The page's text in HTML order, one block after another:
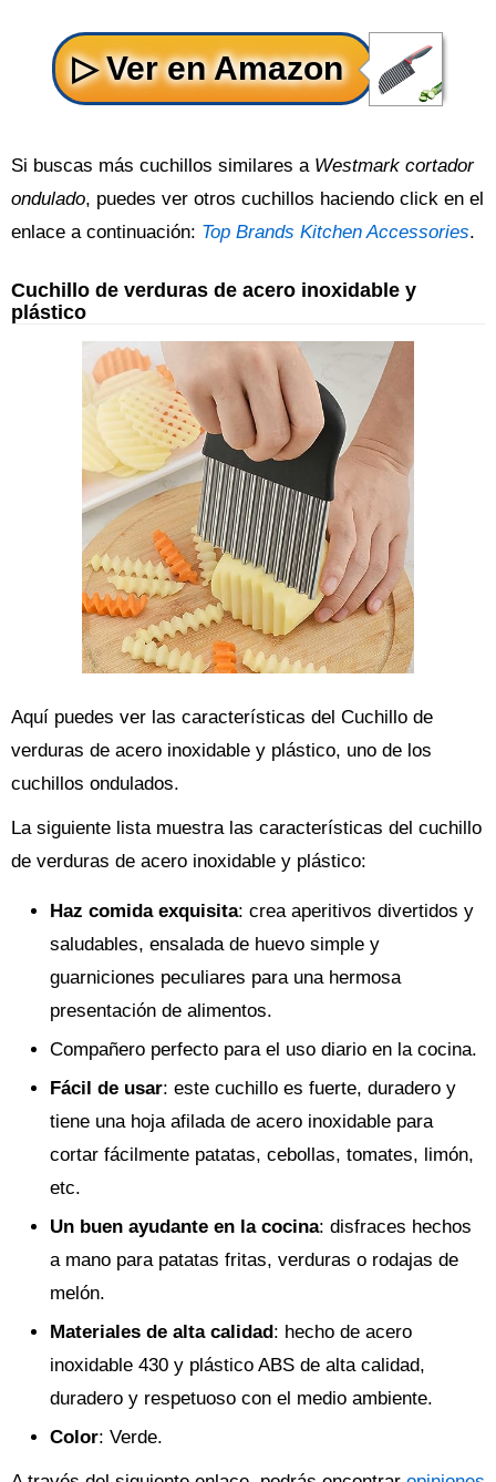
Si buscas más cuchillos similares a Westmark cortador
ondulado, puedes ver otros cuchillos haciendo click en el
enlace a continuación: Top Brands Kitchen Accessories.
Cuchillo de verduras de acero inoxidable y
plástico
Aquí puedes ver las características del Cuchillo de
verduras de acero inoxidable y plástico, uno de los
cuchillos ondulados.
La siguiente lista muestra las características del cuchillo
de verduras de acero inoxidable y plástico:
Haz comida exquisita: crea aperitivos divertidos y
saludables, ensalada de huevo simple y
guarniciones peculiares para una hermosa
presentación de alimentos.
Compañero perfecto para el uso diario en la cocina.
Fácil de usar: este cuchillo es fuerte, duradero y
tiene una hoja afilada de acero inoxidable para
cortar fácilmente patatas, cebollas, tomates, limón,
etc.
Un buen ayudante en la cocina: disfraces hechos
a mano para patatas fritas, verduras o rodajas de
melón.
Materiales de alta calidad: hecho de acero
inoxidable 430 y plástico ABS de alta calidad,
duradero y respetuoso con el medio ambiente.
Color: Verde.